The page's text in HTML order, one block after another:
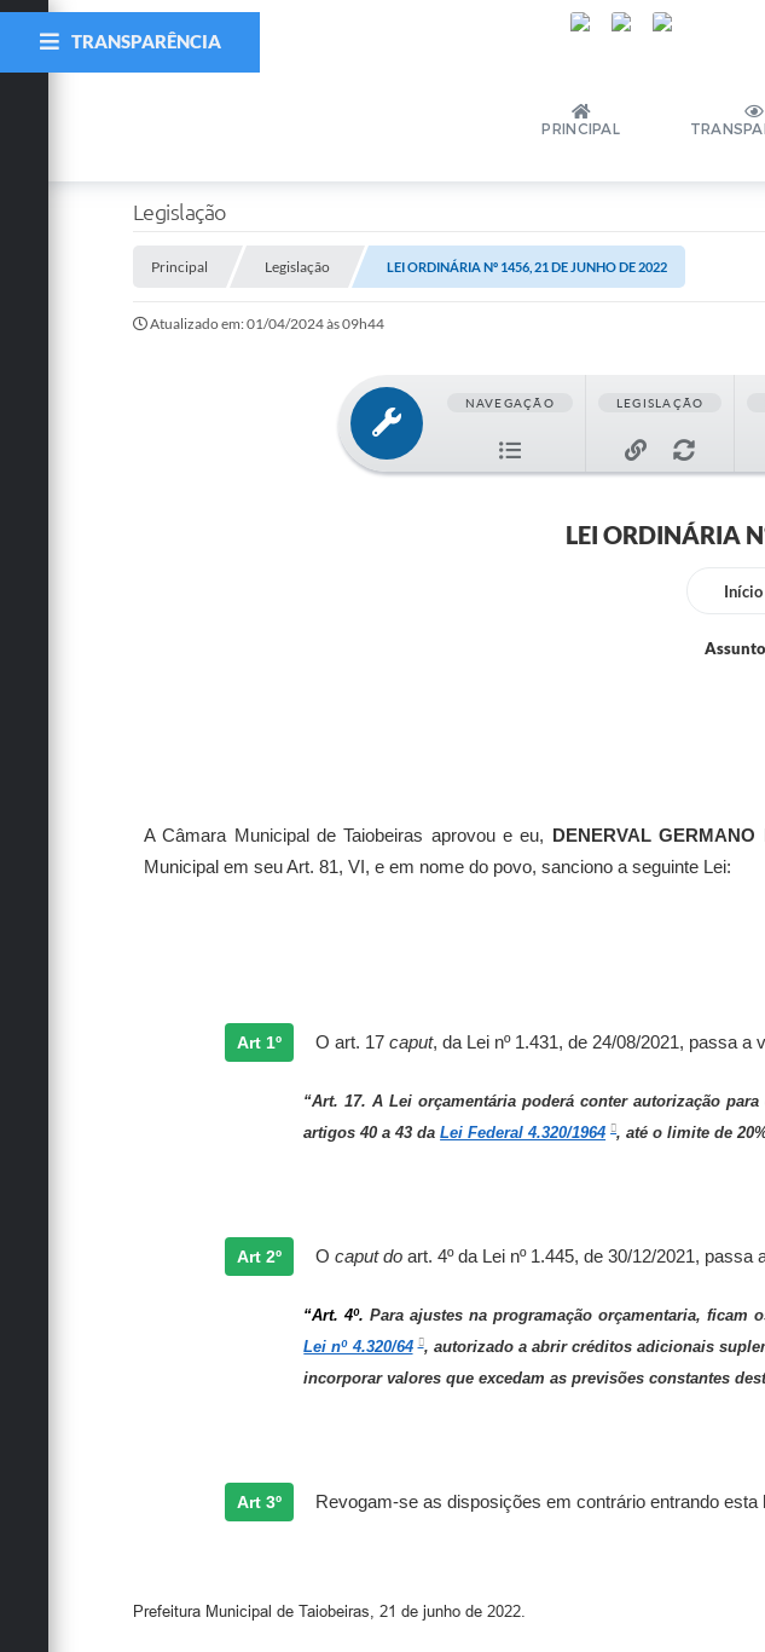
PRINCIPAL
TRANSPARÊNCIA
Legislação
Principal Legislação LEI ORDINÁRIA Nº 1456, 21 DE JUNHO DE 2022
Atualizado em: 01/04/2024 às 09h44
NAVEGAÇÃO LEGISLAÇÃO
LEI ORDINÁRIA
A Câmara Municipal de Taiobeiras aprovou e eu, DENERVAL GERMANO
Municipal em seu Art. 81, VI, e em nome do povo, sanciono a seguinte Lei:
Art 1º O art. 17 caput, da Lei nº 1.431, de 24/08/2021, passa a
“Art. 17.A Lei orçamentária poderá conter autorização
artigos 40 a 43 daLei Federal 4.320/1964 , até o limite de
Art 2º O caput doart. 4º da Lei nº 1.445, de 30/12/2021, passa
“Art. 4º. Para ajustes na programação orçamentaria, ficam
Lei nº 4.320/64 , autorizado a abrir créditos adicionais
incorporar valores que excedam as previsões constantes
Art 3º Revogam-se as disposições em contrário entrando
Prefeitura Municipal de Taiobeiras, 21 de junho de 2022.